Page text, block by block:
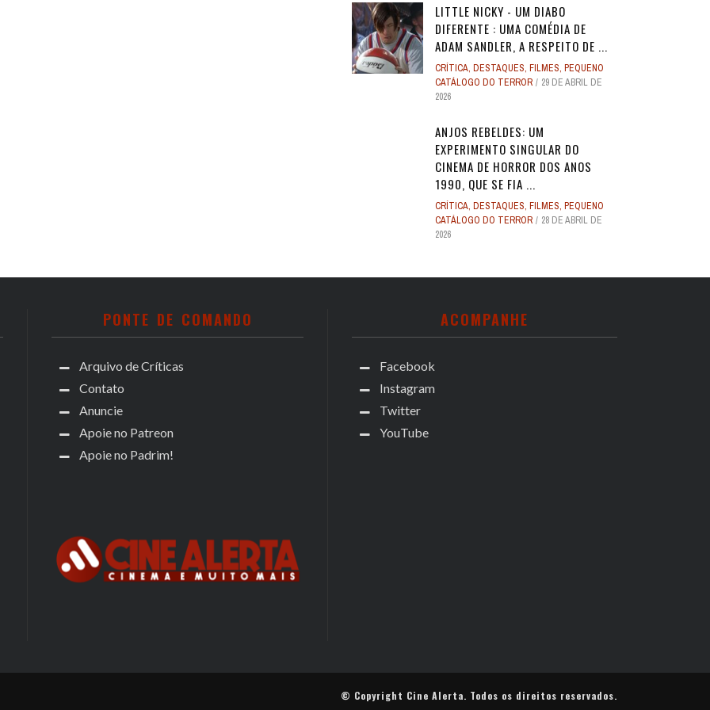
LITTLE NICKY - UM DIABO
DIFERENTE : UMA COMÉDIA DE
ADAM SANDLER, A RESPEITO DE ...
CRÍTICA, DESTAQUES, FILMES, PEQUENO
CATÁLOGO DO TERROR
29 DE ABRIL DE
2026
ANJOS REBELDES: UM
EXPERIMENTO SINGULAR DO
CINEMA DE HORROR DOS ANOS
1990, QUE SE FIA ...
CRÍTICA, DESTAQUES, FILMES, PEQUENO
CATÁLOGO DO TERROR
28 DE ABRIL DE
2026
PONTE DE COMANDO
Arquivo de Críticas
Contato
Anuncie
Apoie no Patreon
Apoie no Padrim!
ACOMPANHE
Facebook
Instagram
Twitter
YouTube
© Copyright Cine Alerta. Todos os direitos reservados.